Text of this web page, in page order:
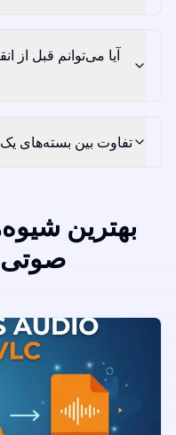
آیا می‌توانم قبل از
تفاوت بین بسته‌های
بهترین
صوتی